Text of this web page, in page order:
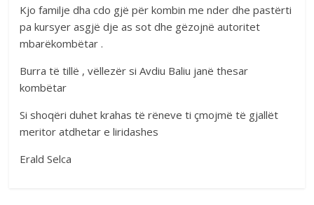
Kjo familje dha cdo gjë për kombin me nder dhe pastërti
pa kursyer asgjë dje as sot dhe gëzojnë autoritet
mbarëkombëtar .
Burra të tillë , vëllezër si Avdiu Baliu janë thesar
kombëtar
Si shoqëri duhet krahas të rëneve ti çmojmë të gjallët
meritor atdhetar e liridashes
Erald Selca